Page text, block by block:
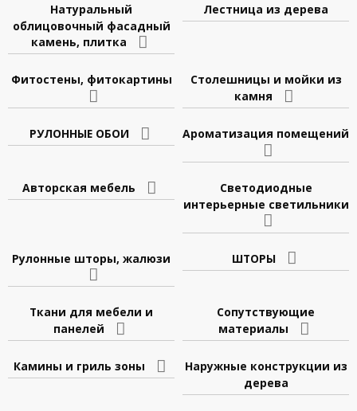
Натуральный
облицовочный фасадный
камень, плитка
Лестница из дерева
Фитостены, фитокартины
Столешницы и мойки из
камня
РУЛОННЫЕ ОБОИ Ароматизация помещений
Авторская мебель
Светодиодные
интерьерные светильники
Рулонные шторы, жалюзи ШТОРЫ
Ткани для мебели и
панелей
Сопутствующие
материалы
Камины и гриль зоны
Наружные конструкции из
дерева